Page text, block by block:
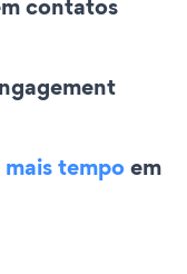
contatos
tempoem